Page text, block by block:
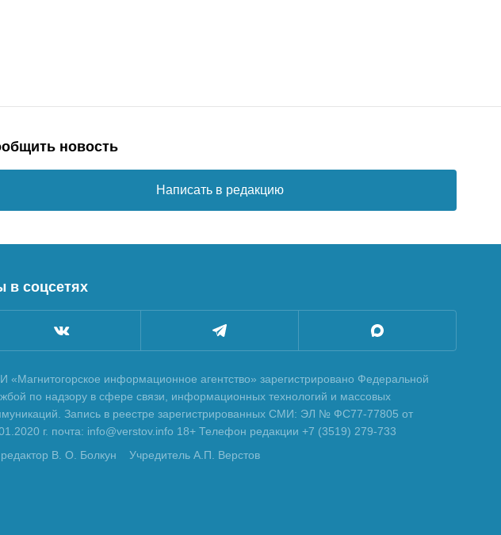
новость
Написать в редакцию
в соцсетях
«Магнитогорское информационное агентство» зарегистрировано Федеральной
по надзору в сфере связи, информационных технологий и массовых
Запись в реестре зарегистрированных СМИ: ЭЛ № ФС77-77805 от
г. почта: info@verstov.info 18+ Телефон редакции +7 (3519) 279-733
В. О. Болкун
Учредитель А.П. Верстов